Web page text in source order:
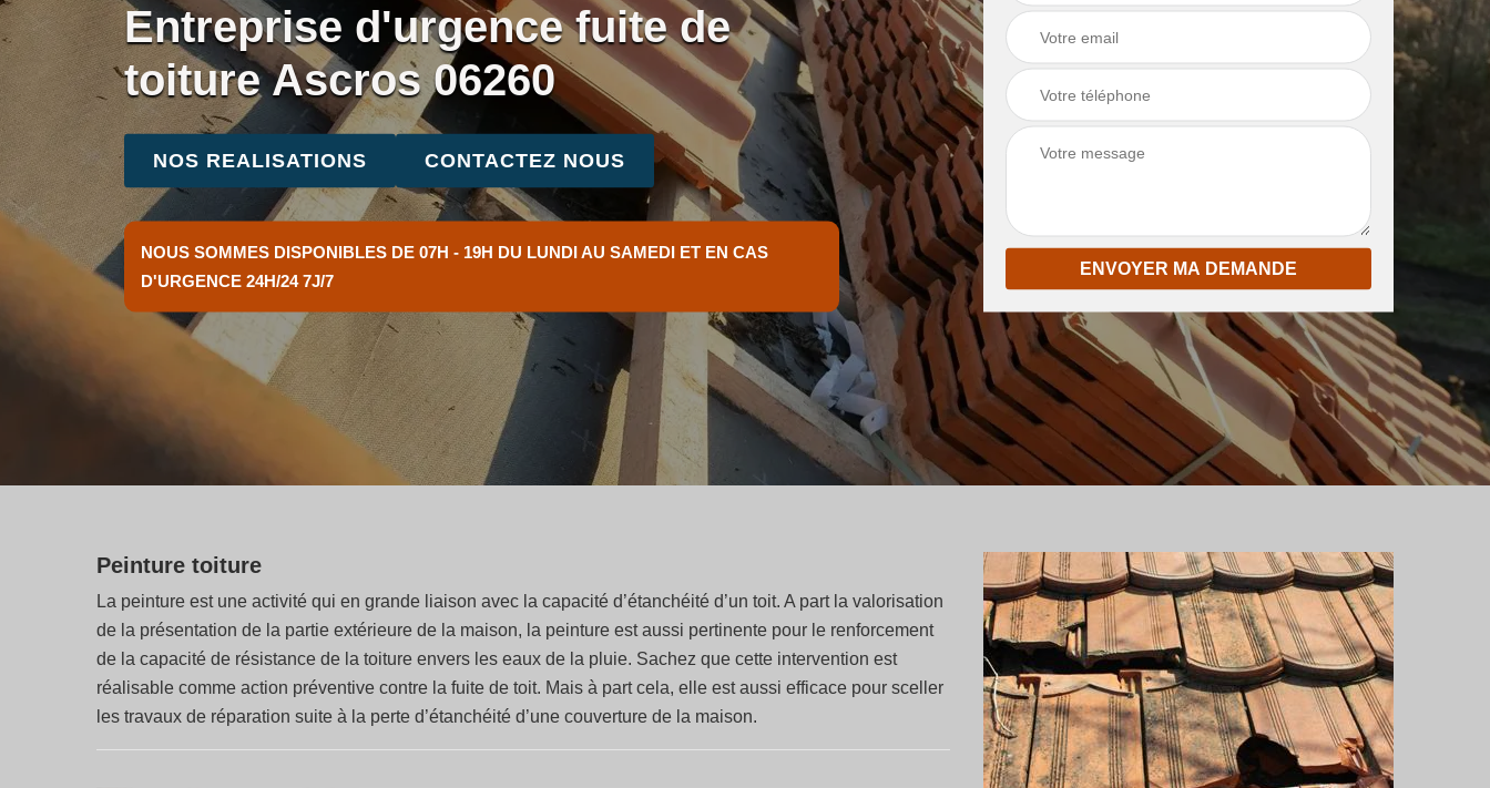
Entreprise d'urgence fuite de
toiture Ascros 06260
NOS REALISATIONS CONTACTEZ NOUS
NOUS SOMMES DISPONIBLES DE 07H - 19H DU LUNDI AU SAMEDI ET EN CAS
D'URGENCE 24H/24 7J/7
Peinture toiture
La peinture est une activité qui en grande liaison avec la capacité d’étanchéité d’un toit. A part la valorisation
de la présentation de la partie extérieure de la maison, la peinture est aussi pertinente pour le renforcement
de la capacité de résistance de la toiture envers les eaux de la pluie. Sachez que cette intervention est
réalisable comme action préventive contre la fuite de toit. Mais à part cela, elle est aussi efficace pour sceller
les travaux de réparation suite à la perte d’étanchéité d’une couverture de la maison.